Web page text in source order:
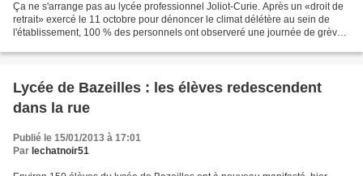
Ça ne s'arrange pas au lycée professionnel Joliot-Curie. Après un «droit de
retrait» exercé le 11 octobre pour dénoncer le climat délétère au sein de
l'établissement, 100 % des personnels ont observeré une journée de grève
Lycée de Bazeilles : les élèves redescendent
dans la rue
Publié le 15/01/2013 à 17:01
Par lechatnoir51